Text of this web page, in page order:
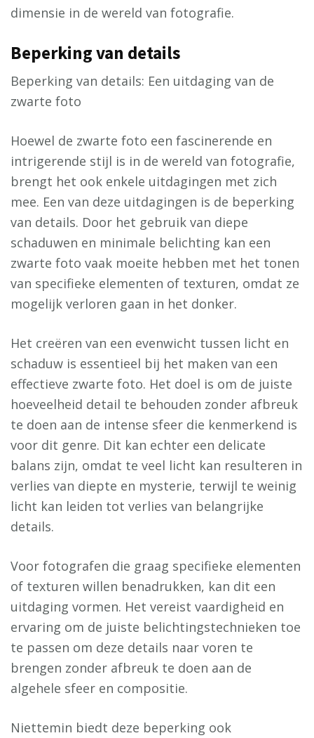
dimensie in de wereld van fotografie.
Beperking van details
Beperking van details: Een uitdaging van de
zwarte foto
Hoewel de zwarte foto een fascinerende en
intrigerende stijl is in de wereld van fotografie,
brengt het ook enkele uitdagingen met zich
mee. Een van deze uitdagingen is de beperking
van details. Door het gebruik van diepe
schaduwen en minimale belichting kan een
zwarte foto vaak moeite hebben met het tonen
van specifieke elementen of texturen, omdat ze
mogelijk verloren gaan in het donker.
Het creëren van een evenwicht tussen licht en
schaduw is essentieel bij het maken van een
effectieve zwarte foto. Het doel is om de juiste
hoeveelheid detail te behouden zonder afbreuk
te doen aan de intense sfeer die kenmerkend is
voor dit genre. Dit kan echter een delicate
balans zijn, omdat te veel licht kan resulteren in
verlies van diepte en mysterie, terwijl te weinig
licht kan leiden tot verlies van belangrijke
details.
Voor fotografen die graag specifieke elementen
of texturen willen benadrukken, kan dit een
uitdaging vormen. Het vereist vaardigheid en
ervaring om de juiste belichtingstechnieken toe
te passen om deze details naar voren te
brengen zonder afbreuk te doen aan de
algehele sfeer en compositie.
Niettemin biedt deze beperking ook